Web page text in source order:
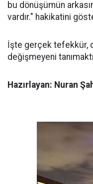
bu dönüşümün
vardır." hakikatini
İşte gerçek tefekkür,
değişmeyeni
Hazırlayan: Nuran